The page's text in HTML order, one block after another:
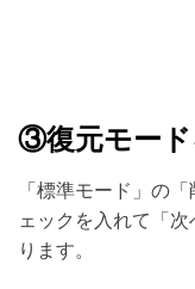
③復元モード
「標準モード」の
ェックを入れて「
ります。